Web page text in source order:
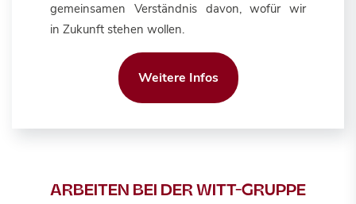
gemeinsamen Verständnis davon, wofür wir
in Zukunft stehen wollen.
Weitere Infos
ARBEITEN BEI DER WITT-GRUPPE